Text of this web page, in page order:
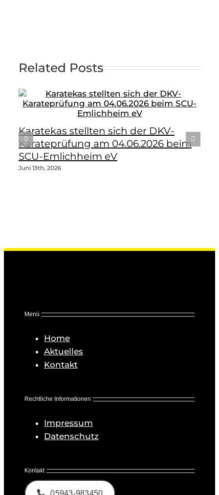
Related Posts
Karatekas stellten sich der DKV-
Karateprüfung am 04.06.2026 beim
SCU-Emlichheim eV
Juni 13th, 2026
Menü
Home
Aktuelles
Kontakt
Rechtliche Informationen
Impressum
Datenschutz
Kontakt
05943-983450